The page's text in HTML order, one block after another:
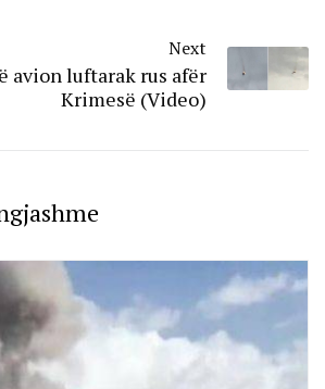
Next
avion luftarak rus afër
Krimesë (Video)